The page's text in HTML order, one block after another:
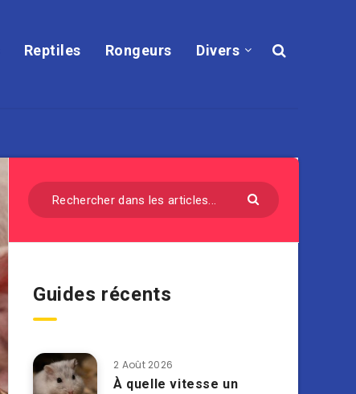
Reptiles Rongeurs Divers
Guides récents
2 Août 2026
À quelle vitesse un